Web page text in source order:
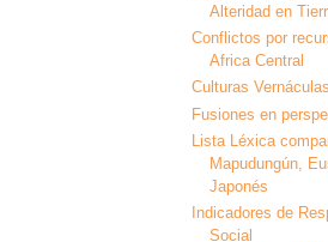
Alteridad en
Conflictos por
Africa Central
Culturas
Fusiones en
Lista Léxica
Mapudungún,
Japonés
Indicadores de
Social